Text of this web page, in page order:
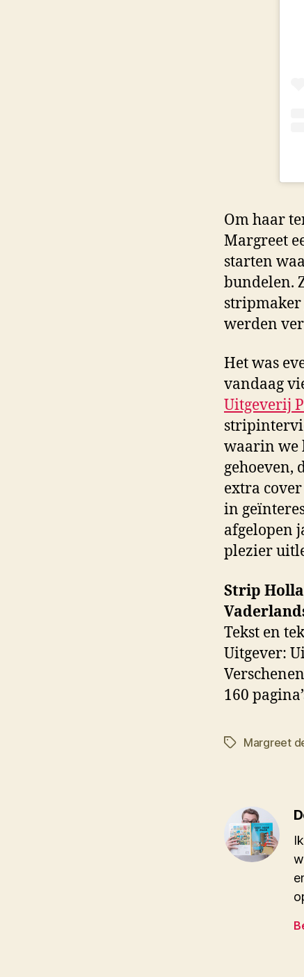
Om haar
Margreet
starten
bundelen.
stripmaker
werden
Het was
vandaag
Uitgeverij
waarin we
gehoeven,
extra
in
afgelopen
plezier
Strip
Tekst en
Uitgever:
160
TagsMargreet